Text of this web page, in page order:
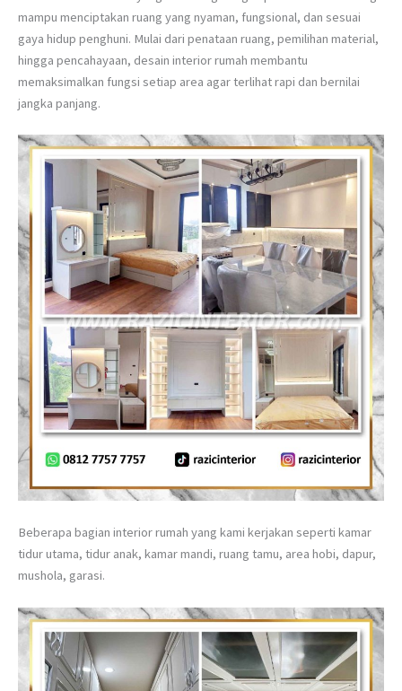
mampu menciptakan ruang yang nyaman, fungsional, dan sesuai
gaya hidup penghuni. Mulai dari penataan ruang, pemilihan material,
hingga pencahayaan, desain interior rumah membantu
memaksimalkan fungsi setiap area agar terlihat rapi dan bernilai
jangka panjang.
Beberapa bagian interior rumah yang kami kerjakan seperti kamar
tidur utama, tidur anak, kamar mandi, ruang tamu, area hobi, dapur,
mushola, garasi.